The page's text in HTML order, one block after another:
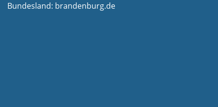
Bundesland: brandenburg.de